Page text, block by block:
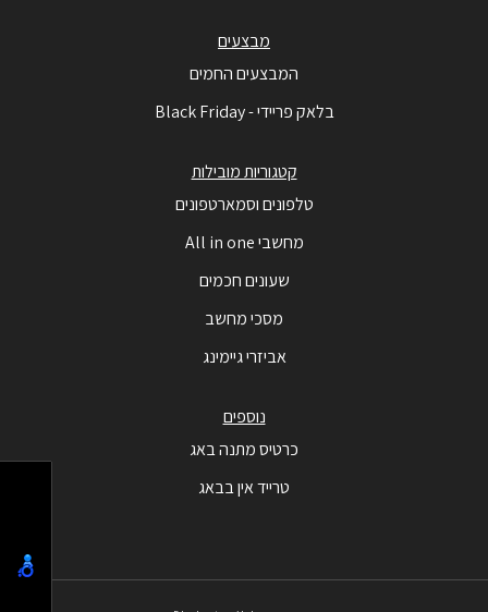
מבצעים
המבצעים החמים
בלאק פריידי - Black Friday
קטגוריות מובילות
טלפונים וסמארטפונים
מחשבי All in one
שעונים חכמים
מסכי מחשב
אביזרי גיימינג
נוספים
כרטיס מתנה באג
טרייד אין בבאג